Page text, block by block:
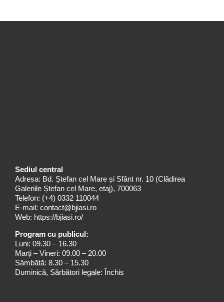
Sediul central
Adresa: Bd. Ștefan cel Mare și Sfânt nr. 10 (Clădirea
Galeriile Ștefan cel Mare, etaj), 700063
Telefon: (+4) 0332 110044
E-mail: contact@bjiasi.ro
Web: https://bjiasi.ro/
Program cu publicul:
Luni: 09.30 – 16.30
Marți – Vineri: 09.00 – 20.00
Sâmbătă: 8.30 – 15.30
Duminică, Sărbători legale: Închis